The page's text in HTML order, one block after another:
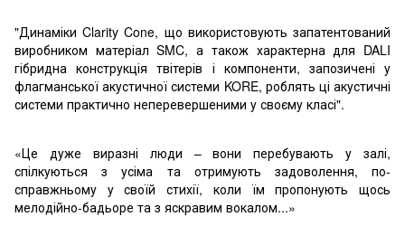
"Динаміки Clarity Cone, що використовують запатентований
виробником матеріал SMC, а також характерна для DALI
гібридна конструкція твітерів і компоненти, запозичені у
флагманської акустичної системи KORE, роблять ці акустичні
системи практично неперевершеними у своєму класі".
«Це дуже виразні люди – вони перебувають у залі,
спілкуються з усіма та отримують задоволення, по-
справжньому у своїй стихії, коли їм пропонують щось
мелодійно-бадьоре та з яскравим вокалом...»